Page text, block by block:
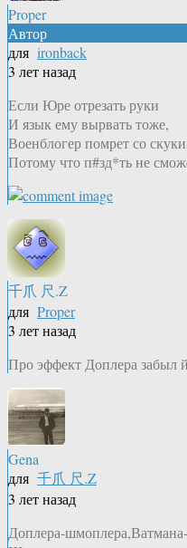
Proper
Автор
для ironback
3 лет назад
Если Юре отрезать руки
И язык ему вырвать тоже,
Военблогер помрет со
Потому что п#зд*ть не
千爪 尺.Z
для Proper
3 лет назад
Про эффект Доплера забыл
Gena
для 千爪 尺.Z
3 лет назад
Доплера-